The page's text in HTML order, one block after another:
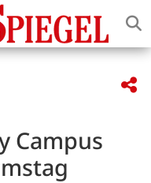
Campus